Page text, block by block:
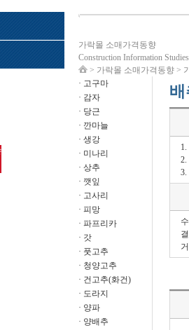
가락몰 소매가격동향
Construction Information
> 가락몰 소매가격동향 >
· 고구마
· 감자
· 당근
· 깐마늘
· 생강
· 미나리
· 상추
· 깻잎
· 고사리
· 피망
· 파프리카
· 갓
· 풋고추
· 청양고추
· 건고추(화건)
· 도라지
· 양파
· 양배추
2.
3.